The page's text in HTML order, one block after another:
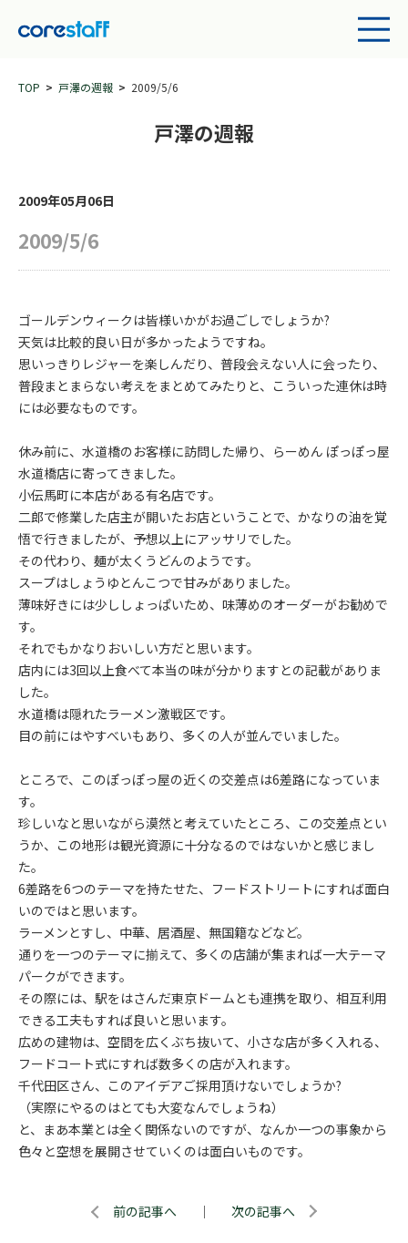
TOP 戸澤の週報 2009/5/6
戸澤の週報
2009年05月06日
2009/5/6
ゴールデンウィークは皆様いかがお過ごしでしょうか?
天気は比較的良い日が多かったようですね。
思いっきりレジャーを楽しんだり、普段会えない人に会ったり、
普段まとまらない考えをまとめてみたりと、こういった連休は時
には必要なものです。
休み前に、水道橋のお客様に訪問した帰り、らーめん ぽっぽっ屋
水道橋店に寄ってきました。
小伝馬町に本店がある有名店です。
二郎で修業した店主が開いたお店ということで、かなりの油を覚
悟で行きましたが、予想以上にアッサリでした。
その代わり、麺が太くうどんのようです。
スープはしょうゆとんこつで甘みがありました。
薄味好きには少ししょっぱいため、味薄めのオーダーがお勧めで
す。
それでもかなりおいしい方だと思います。
店内には3回以上食べて本当の味が分かりますとの記載がありま
した。
水道橋は隠れたラーメン激戦区です。
目の前にはやすべいもあり、多くの人が並んでいました。
ところで、このぽっぽっ屋の近くの交差点は6差路になっていま
す。
珍しいなと思いながら漠然と考えていたところ、この交差点とい
うか、この地形は観光資源に十分なるのではないかと感じまし
た。
6差路を6つのテーマを持たせた、フードストリートにすれば面白
いのではと思います。
ラーメンとすし、中華、居酒屋、無国籍などなど。
通りを一つのテーマに揃えて、多くの店舗が集まれば一大テーマ
パークができます。
その際には、駅をはさんだ東京ドームとも連携を取り、相互利用
できる工夫もすれば良いと思います。
広めの建物は、空間を広くぶち抜いて、小さな店が多く入れる、
フードコート式にすれば数多くの店が入れます。
千代田区さん、このアイデアご採用頂けないでしょうか?
（実際にやるのはとても大変なんでしょうね）
と、まあ本業とは全く関係ないのですが、なんか一つの事象から
色々と空想を展開させていくのは面白いものです。
前の記事へ ｜ 次の記事へ